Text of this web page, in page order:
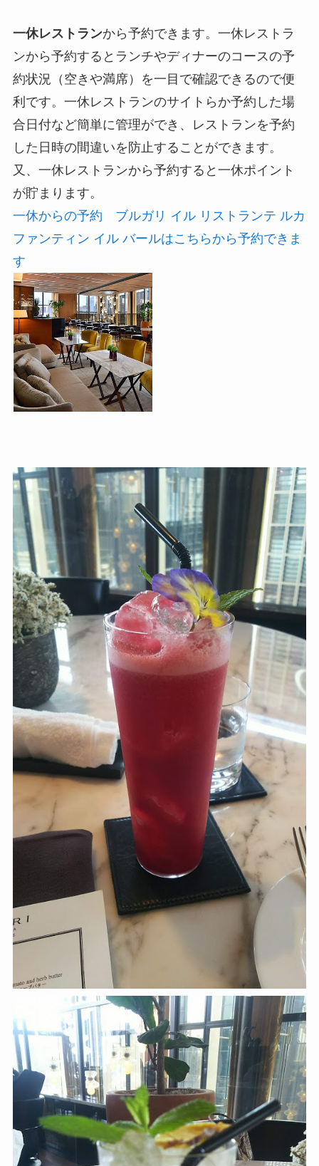
一休レストランから予約できます。一休レストラ
ンから予約するとランチやディナーのコースの予
約状況（空きや満席）を一目で確認できるので便
利です。一休レストランのサイトらか予約した場
合日付など簡単に管理ができ、レストランを予約
した日時の間違いを防止することができます。
又、一休レストランから予約すると一休ポイント
が貯まります。
一休からの予約 ブルガリ イル リストランテ ルカ
ファンティン イル バールはこちらから予約できま
す